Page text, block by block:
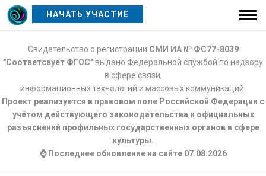
НАЧАТЬ УЧАСТИЕ
Свидетельство о регистрации СМИ ИА № ФС77-8039
"Соответсвует ФГОС"выдано Федеральной службой по надзору
в сфере связи,
информационных технологий и массовых коммуникаций.
Проект реализуется в правовом поле Российской Федерации с
учётом действующего законодательства и официальных
разъяснений профильных государственных органов в сфере
культуры.
⌚ Последнее обновление на сайте 07.08.2026